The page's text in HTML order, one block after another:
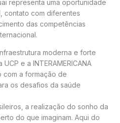
representa uma oportunidade
contato com diferentes
das competências
moderna e forte
e a INTERAMERICANA
com a formação de
os desafios da saúde
a realização do sonho da
do que imaginam. Aqui do